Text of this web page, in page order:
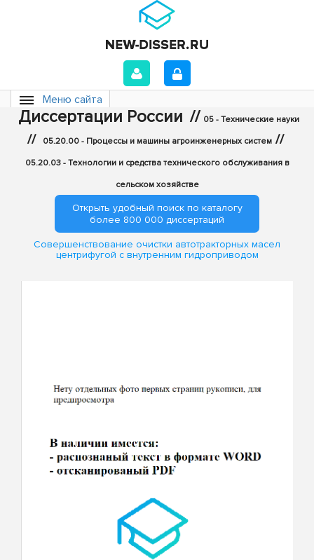
Меню сайта
Диссертации России // 05 - Технические науки
// 05.20.00 - Процессы и машины агроинженерных систем //
05.20.03 - Технологии и средства технического обслуживания в
сельском хозяйстве
Открыть удобный поиск по каталогу
более 800 000 диссертаций
Совершенствование очистки автотракторных масел
центрифугой с внутренним гидроприводом